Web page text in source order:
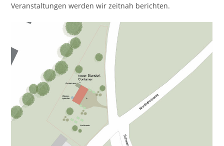
Veranstaltungen werden wir zeitnah berichten.